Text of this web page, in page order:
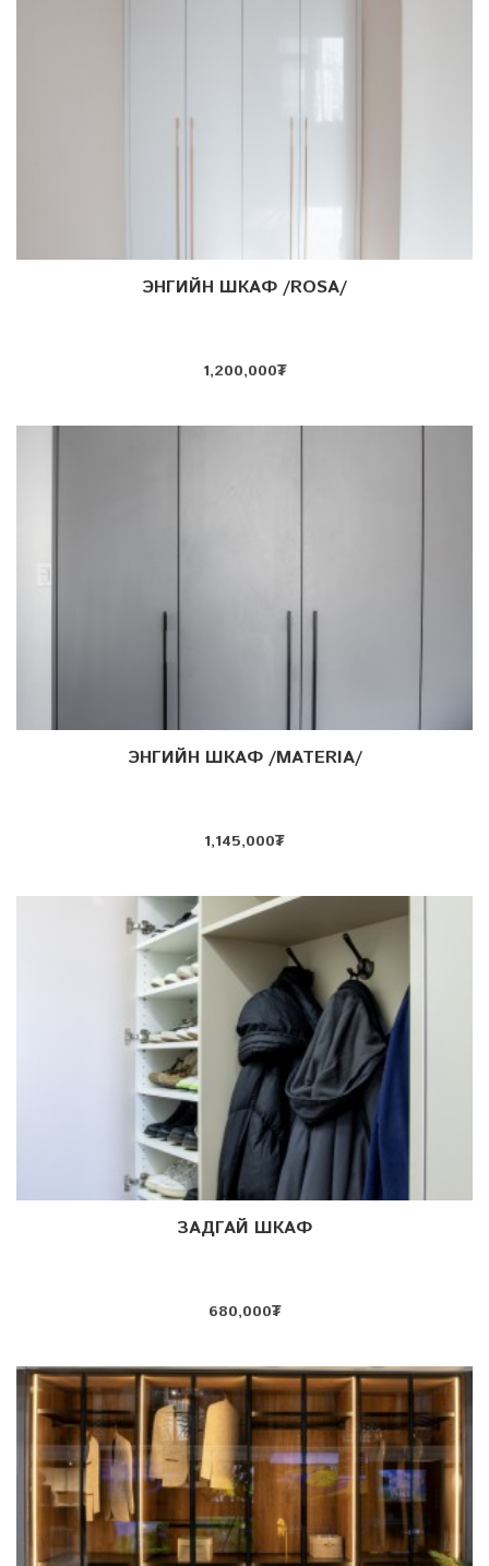
ДэлгэрэнгүйЭНГИЙН ШКАФ /ROSA/
1,200,000₮
Дэлгэрэнгүй
ЭНГИЙН ШКАФ /MATERIA/
1,145,000₮
ДэлгэрэнгүйЗАДГАЙ ШКАФ
680,000₮